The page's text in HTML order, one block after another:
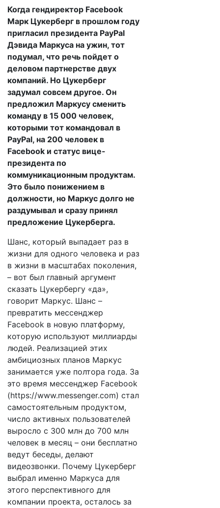
Когда гендиректор Facebook
Марк Цукерберг в прошлом году
пригласил президента PayPal
Дэвида Маркуса на ужин, тот
подумал, что речь пойдет о
деловом партнерстве двух
компаний. Но Цукерберг
задумал совсем другое. Он
предложил Маркусу сменить
команду в 15 000 человек,
которыми тот командовал в
PayPal, на 200 человек в
Facebook и статус вице-
президента по
коммуникационным продуктам.
Это было понижением в
должности, но Маркус долго не
раздумывал и сразу принял
предложение Цукерберга.
Шанс, который выпадает раз в
жизни для одного человека и раз
в жизни в масштабах поколения,
– вот был главный аргумент
сказать Цукербергу «да»,
говорит Маркус. Шанс –
превратить мессенджер
Facebook в новую платформу,
которую используют миллиарды
людей. Реализацией этих
амбициозных планов Маркус
занимается уже полтора года. За
это время мессенджер Facebook
(https://www.messenger.com) стал
самостоятельным продуктом,
число активных пользователей
выросло с 300 млн до 700 млн
человек в месяц – они бесплатно
ведут беседы, делают
видеозвонки. Почему Цукерберг
выбрал именно Маркуса для
этого перспективного для
компании проекта, осталось за